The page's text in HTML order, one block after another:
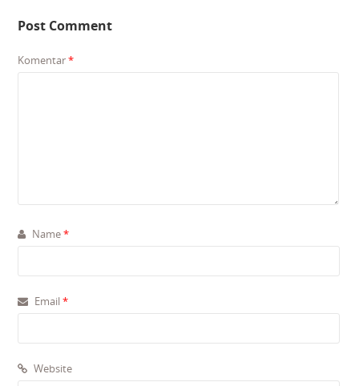
Post Comment
Komentar*
Name*
Email*
Website